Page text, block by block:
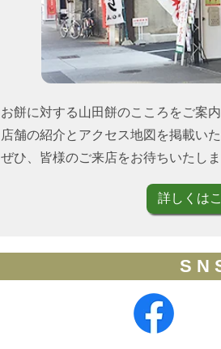
お餅に対する山田餅のこころをご案内
店舗の紹介とアクセス地図を掲載いた
ぜひ、皆様のご来店をお待ちいたしま
詳しくは
S N